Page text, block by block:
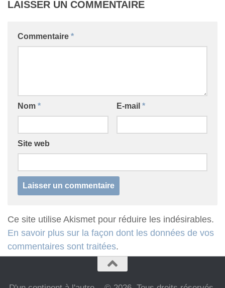
LAISSER UN COMMENTAIRE
Commentaire *
Nom * E-mail *
Site web
Ce site utilise Akismet pour réduire les indésirables.
En savoir plus sur la façon dont les données de vos
commentaires sont traitées.